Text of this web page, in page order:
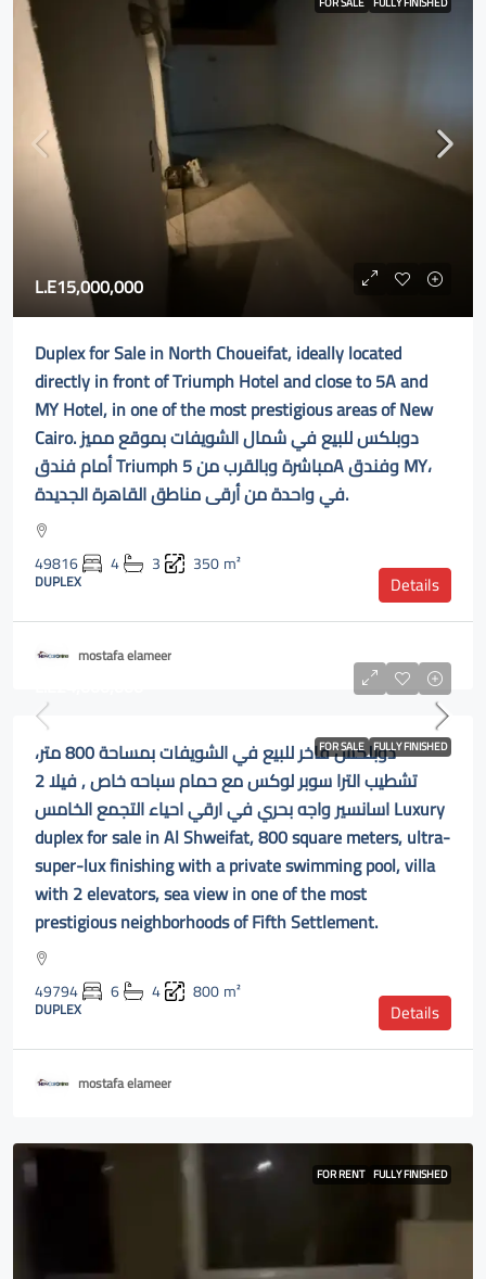
L.E15,000,000
Duplex for Sale in North Choueifat, ideally located
directly in front of Triumph Hotel and close to 5A and
MY Hotel, in one of the most prestigious areas of New
Cairo. دوبلكس للبيع في شمال الشويفات بموقع مميز
أمام فندق Triumph مباشرة وبالقرب من 5A وفندق MY،
في واحدة من أرقى مناطق القاهرة الجديدة.
49816 4 3 350m²
DUPLEX Details
mostafa elameer
FOR SALE FULLY FINISHED
دوبلكس فاخر للبيع في الشويفات بمساحة 800 متر،
تشطيب الترا سوبر لوكس مع حمام سباحه خاص , فيلا 2
اسانسير واجه بحري في ارقي احياء التجمع الخامس Luxury
duplex for sale in Al Shweifat, 800 square meters, ultra-
super-lux finishing with a private swimming pool, villa
with 2 elevators, sea view in one of the most
prestigious neighborhoods of Fifth Settlement.
49794 6 4 800m²
DUPLEX Details
mostafa elameer
FOR RENT FULLY FINISHED